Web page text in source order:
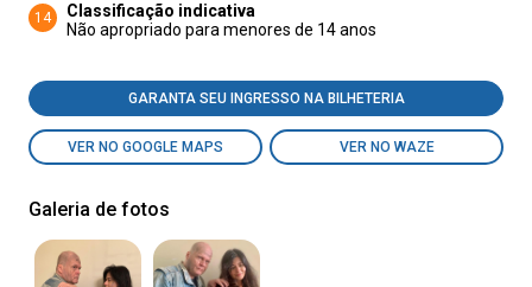
14
Classificação indicativa
Não apropriado para menores de 14 anos
GARANTA SEU INGRESSO NA BILHETERIA
VER NO GOOGLE MAPS VER NO WAZE
Galeria de fotos